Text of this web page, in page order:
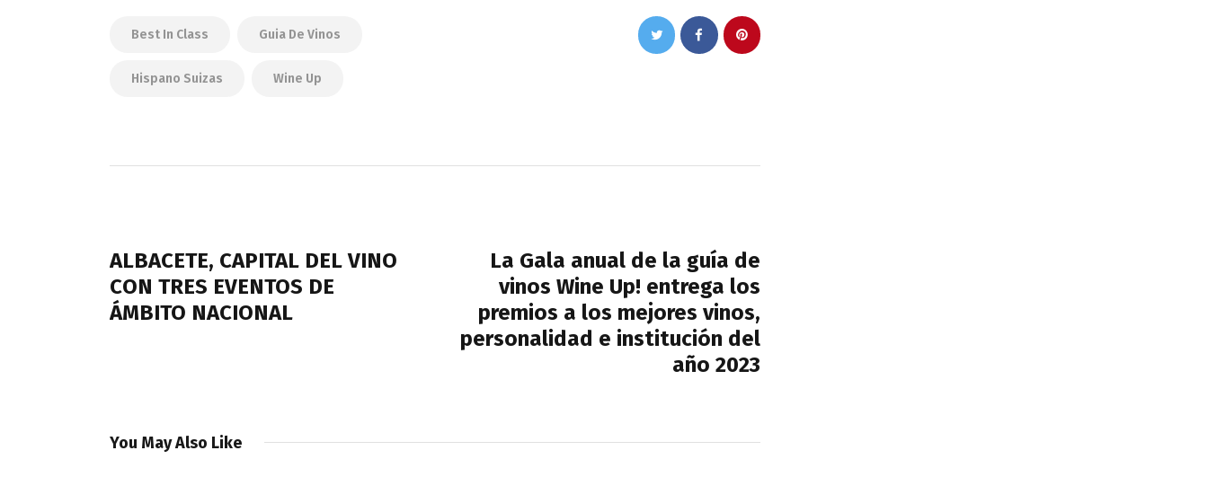
Best In Class Guia De Vinos
Hispano Suizas Wine Up
entradas
ALBACETE, CAPITAL DEL VINO
CON TRES EVENTOS DE
ÁMBITO NACIONAL
La Gala anual de la guía de
vinos Wine Up! entrega los
premios a los mejores vinos,
personalidad e institución del
año 2023
You May Also Like